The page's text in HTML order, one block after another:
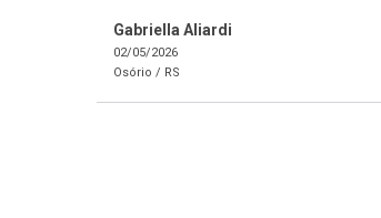
Gabriella Aliardi
02/05/2026
Osório / RS